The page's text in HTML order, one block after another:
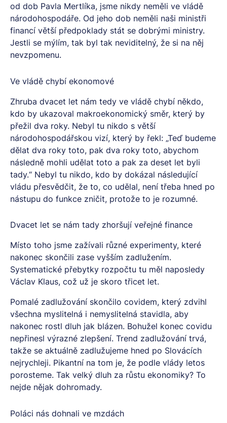
od dob Pavla Mertlíka, jsme nikdy neměli ve vládě
národohospodáře. Od jeho dob neměli naši ministři
financí větší předpoklady stát se dobrými ministry.
Jestli se mýlím, tak byl tak neviditelný, že si na něj
nevzpomenu.
Ve vládě chybí ekonomové
Zhruba dvacet let nám tedy ve vládě chybí někdo,
kdo by ukazoval makroekonomický směr, který by
přežil dva roky. Nebyl tu nikdo s větší
národohospodářskou vizí, který by řekl: „Teď budeme
dělat dva roky toto, pak dva roky toto, abychom
následně mohli udělat toto a pak za deset let byli
tady.“ Nebyl tu nikdo, kdo by dokázal následující
vládu přesvědčit, že to, co udělal, není třeba hned po
nástupu do funkce zničit, protože to je rozumné.
Dvacet let se nám tady zhoršují veřejné finance
Místo toho jsme zažívali různé experimenty, které
nakonec skončili zase vyšším zadlužením.
Systematické přebytky rozpočtu tu měl naposledy
Václav Klaus, což už je skoro třicet let.
Pomalé zadlužování skončilo covidem, který zdvihl
všechna myslitelná i nemyslitelná stavidla, aby
nakonec rostl dluh jak blázen. Bohužel konec covidu
nepřinesl výrazné zlepšení. Trend zadlužování trvá,
takže se aktuálně zadlužujeme hned po Slovácích
nejrychleji. Pikantní na tom je, že podle vlády letos
porosteme. Tak velký dluh za růstu ekonomiky? To
nejde nějak dohromady.
Poláci nás dohnali ve mzdách